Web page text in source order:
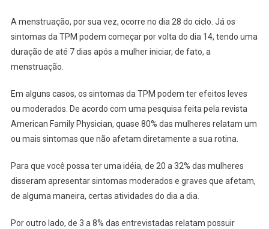
A menstruação, por sua vez, ocorre no dia 28 do ciclo. Já os
sintomas da TPM podem começar por volta do dia 14, tendo uma
duração de até 7 dias após a mulher iniciar, de fato, a
menstruação.
Em alguns casos, os sintomas da TPM podem ter efeitos leves
ou moderados. De acordo com uma pesquisa feita pela revista
American Family Physician, quase 80% das mulheres relatam um
ou mais sintomas que não afetam diretamente a sua rotina.
Para que você possa ter uma idéia, de 20 a 32% das mulheres
disseram apresentar sintomas moderados e graves que afetam,
de alguma maneira, certas atividades do dia a dia.
Por outro lado, de 3 a 8% das entrevistadas relatam possuir